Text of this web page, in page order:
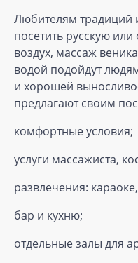
Любителям
посетить русскую
воздух, массаж
водой подойдут
и хорошей
предлагают своим
комфортные условия;
услуги массажиста,
развлечения:
бар и кухню;
отдельные залы для